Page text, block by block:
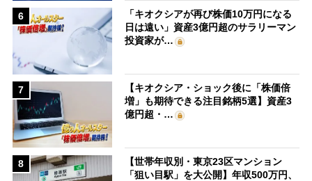
6
「キオクシアが再び株価10万円になる
日は遠い」資産3億円超のサラリーマン
投資家が…
7
【キオクシア・ショック後に「株価倍
増」も期待できる注目銘柄5選】資産3
億円超・…
8
【世帯年収別・東京23区マンション
「狙い目駅」を大公開】年収500万円、